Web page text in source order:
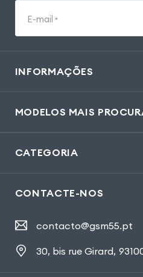
E-mail *
INFORMAÇÕES
MODELOS MAIS
CATEGORIA
CONTACTE-NOS
contacto@gsm55.pt
30, bis rue Girard,